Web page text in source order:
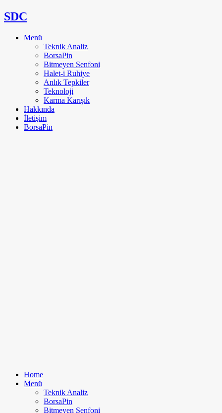
SDC
Menü
Teknik Analiz
BorsaPin
Bitmeyen Senfoni
Halet-i Ruhiye
Anlık Tepkiler
Teknoloji
Karma Karışık
Hakkında
İletişim
BorsaPin
Home
Menü
Teknik Analiz
BorsaPin
Bitmeyen Senfoni